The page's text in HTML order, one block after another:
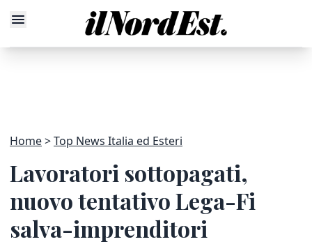
Home Top News Italia ed Esteri
Lavoratori sottopagati,
nuovo tentativo Lega-Fi
salva-imprenditori